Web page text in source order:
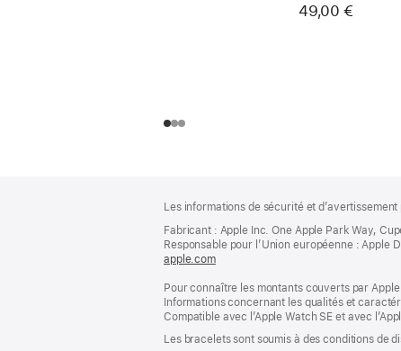
49,00 €
de
page
de
bas
de
page
Les informations de sécurité et
Fabricant : Apple Inc. One Apple Park Way,
Responsable pour l’Union européenne :
apple.com(s’ouvre
une
nouvelle
fenêtre)
Pour connaître les montants couverts par
Informations concernant les qualités et
Compatible avec l’Apple Watch SE et avec
Les bracelets sont soumis à des conditions de